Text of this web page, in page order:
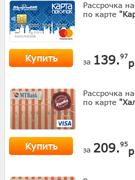
Рассрочка на
по карте
Купить за 139.97
Рассрочка на
по карте
Купить за 209.95